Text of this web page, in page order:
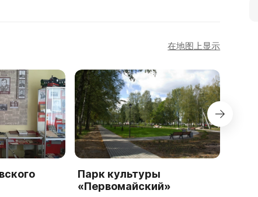
在地图上显示
Парк культуры
«Первомайский»